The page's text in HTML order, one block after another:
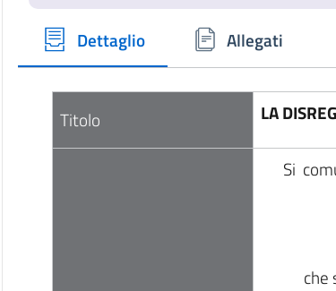
Dettaglio Allegati
Titolo LA
Si
che